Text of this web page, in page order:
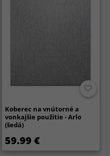
Koberec na vnútorné a
vonkajšie použitie - Arlo
(šedá)
59.99 €